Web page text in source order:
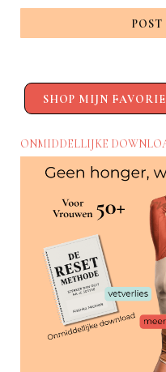
SHOP MIJN
ONMIDDELLIJKE